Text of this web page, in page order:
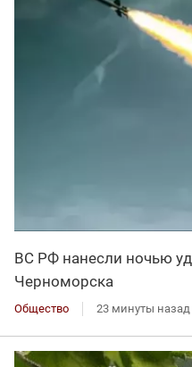
ВС РФ нанесли ночью
Черноморска
Общество 23 минуты назад